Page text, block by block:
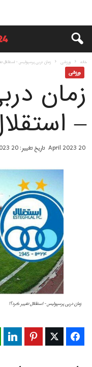
خانه ورزشی زمان دربی پرسپولیس – استقلال
ورزشی
زمان
–
20 April 2023 تاریخ تغییر: 20 April 2023
زمان دربی پرسپولیس - استقلال تغییر کرد؟!
Facebook
Twitter
Pinterest